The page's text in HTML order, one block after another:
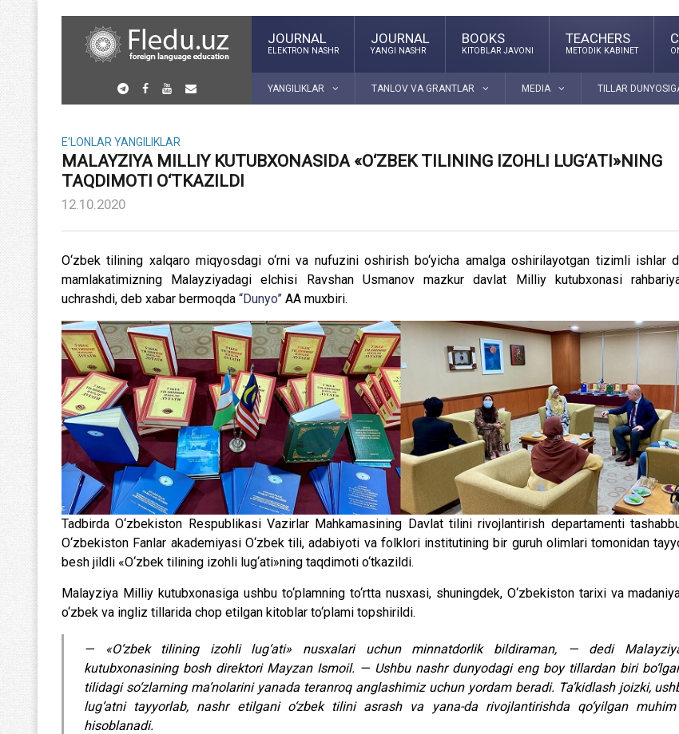
JOURNAL
ELEKTRON NASHR
JOURNAL
YANGI NASHR
BOOKS
KITOBLAR JAVONI
TEACHERS
METODIK KABINET
YANGILIKLAR TANLOV VA GRANTLAR MEDIA TILLAR
E'LONLAR YANGILIKLAR
MALAYZIYA MILLIY KUTUBXONASIDA «O‘ZBEK TILINING IZOHLI LUG‘ATI»NING
TAQDIMOTI O‘TKAZILDI
12.10.2020
O‘zbek tilining xalqaro miqyosdagi o‘rni va nufuzini oshirish bo‘yicha amalga oshirilayotgan tizimli ishlar
mamlakatimizning Malayziyadagi elchisi Ravshan Usmanov mazkur davlat Milliy kutubxonasi
uchrashdi, deb xabar bermoqda “Dunyo” AA muxbiri.
Tadbirda O‘zbekiston Respublikasi Vazirlar Mahkamasining Davlat tilini rivojlantirish departamenti
O‘zbekiston Fanlar akademiyasi O‘zbek tili, adabiyoti va folklori institutining bir guruh olimlari tomonidan
besh jildli «O‘zbek tilining izohli lug‘ati»ning taqdimoti o‘tkazildi.
Malayziya Milliy kutubxonasiga ushbu to‘plamning to‘rtta nusxasi, shuningdek, O‘zbekiston tarixi va
o‘zbek va ingliz tillarida chop etilgan kitoblar to‘plami topshirildi.
— «O‘zbek tilining izohli lug‘ati» nusxalari uchun minnatdorlik bildiraman, — dedi Malayziya Milliy
kutubxonasining bosh direktori Mayzan Ismoil. — Ushbu nashr dunyodagi eng boy tillardan biri
tilidagi so‘zlarning maʼnolarini yanada teranroq anglashimiz uchun yordam beradi. Taʼkidlash joizki,
lug‘atni tayyorlab, nashr etilgani o‘zbek tilini asrash va yana-da rivojlantirishda qo‘yilgan
hisoblanadi.